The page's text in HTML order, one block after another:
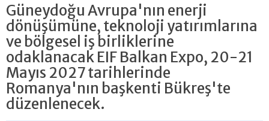
Güneydoğu Avrupa'nın enerji
dönüşümüne, teknoloji yatırımlarına
ve bölgesel iş birliklerine
odaklanacak EIF Balkan Expo, 20-21
Mayıs 2027 tarihlerinde
Romanya'nın başkenti Bükreş'te
düzenlenecek.